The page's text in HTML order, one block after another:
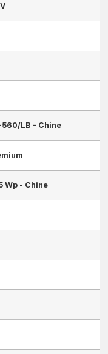
LB - Chine
Wp - Chine